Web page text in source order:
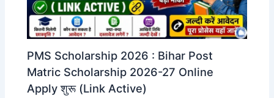
PMS Scholarship 2026 : Bihar Post
Matric Scholarship 2026-27 Online
Apply शुरू (Link Active)